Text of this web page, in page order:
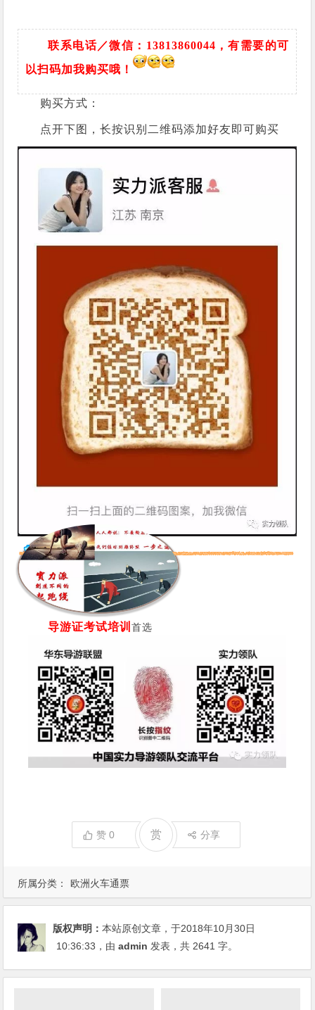
所属分类： 欧洲火车通票
联系电话／微信：13813860044，有需要的可
以扫码加我购买哦！
购买方式：
点开下图，长按识别二维码添加好友即可购买
导游证考试培训首选
赞0 赏 分享
版权声明：本站原创文章，于2018年10月30日
10:36:33 ，由admin 发表，共 2641 字。